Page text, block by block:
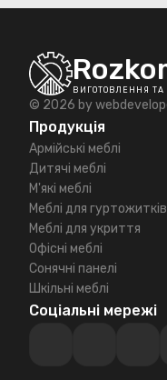
ВИГОТОВЛЕННЯ
© 2026 by
Продукція
Армійські меблі
Дитячі меблі
М'які меблі
Меблі для гуртожитків
Меблі для укриття
Офісні меблі
Сонячні панелі
Шкільні меблі
Соціальні мережі